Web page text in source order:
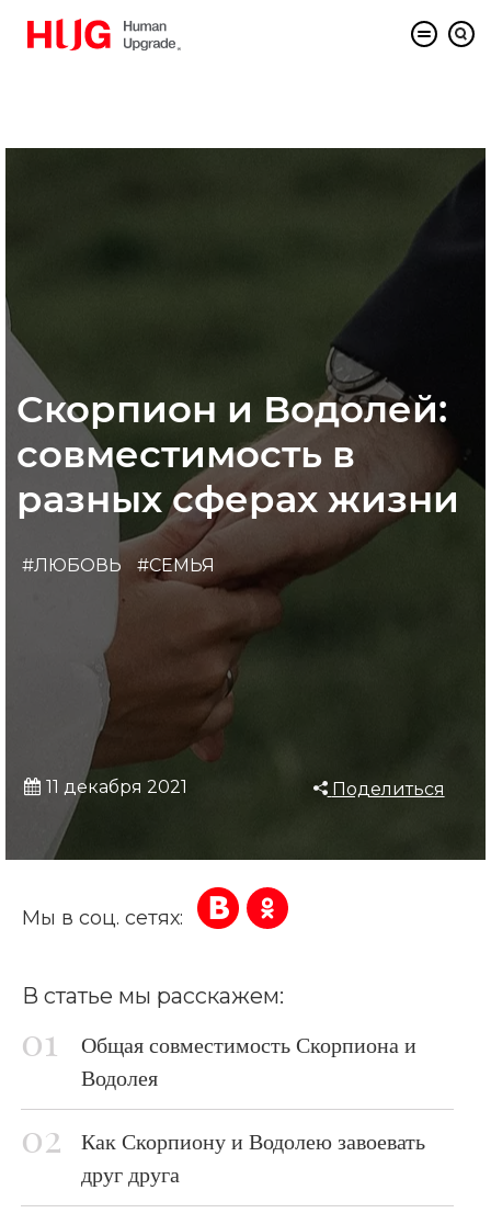
Скорпион и Водолей:
совместимость в
разных сферах жизни
#ЛЮБОВЬ #СЕМЬЯ
11 декабря 2021 Поделиться
Мы в соц. сетях:
В статье мы расскажем:
Общая совместимость Скорпиона и
Водолея
Как Скорпиону и Водолею завоевать
друг друга